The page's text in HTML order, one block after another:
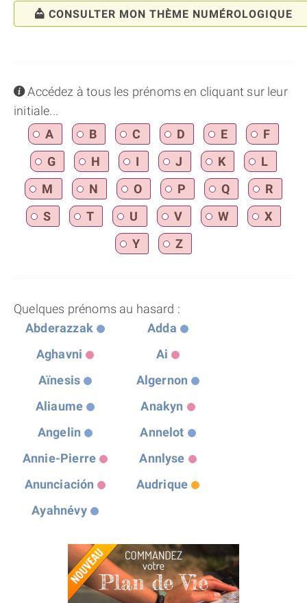
CONSULTER MON THÈME NUMÉROLOGIQUE
infoAccédez à tous les prénoms en cliquant sur leur
initiale...
A
B C D E
F
G
H I J K
L
M
N O P Q
R
S
T U V W
X
Y
Z
Quelques prénoms au hasard :
Abderazzak
Adda
Aghavni
Ai
Aïnesis
Algernon
Aliaume
Anakyn
Angelin
Annelot
Annie-Pierre
Annlyse
Anunciación
Audrique
Ayahnévy